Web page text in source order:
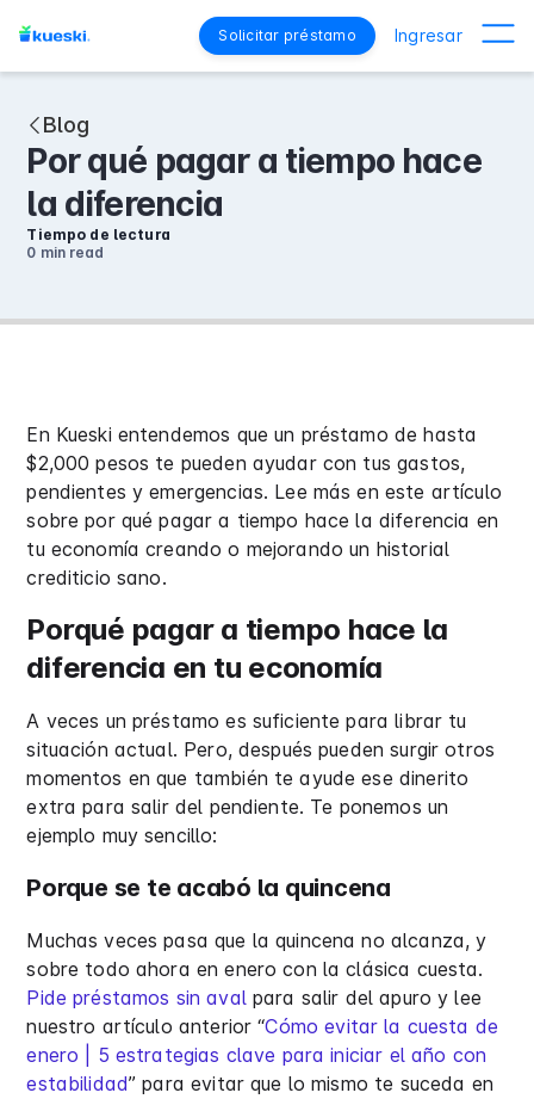
Solicitar préstamo Ingresar
Blog
Por qué pagar a tiempo hace
la diferencia
Tiempo de lectura
0 minread
En Kueski entendemos que un préstamo de hasta
$2,000 pesos te pueden ayudar con tus gastos,
pendientes y emergencias. Lee más en este artículo
sobre por qué pagar a tiempo hace la diferencia en
tu economía creando o mejorando un historial
crediticio sano.
Porqué pagar a tiempo hace la
diferencia en tu economía
A veces un préstamo es suficiente para librar tu
situación actual. Pero, después pueden surgir otros
momentos en que también te ayude ese dinerito
extra para salir del pendiente. Te ponemos un
ejemplo muy sencillo:
Porque se te acabó la quincena
Muchas veces pasa que la quincena no alcanza, y
sobre todo ahora en enero con la clásica cuesta.
Pide préstamos sin avalpara salir del apuro y lee
nuestro artículo anterior “Cómo evitar la cuesta de
enero | 5 estrategias clave para iniciar el año con
estabilidad” para evitar que lo mismo te suceda en